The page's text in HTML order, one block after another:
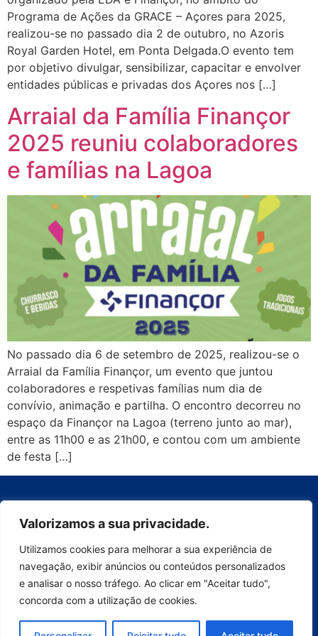
Valorizamos a sua privacidade.
Utilizamos cookies para melhorar a sua experiência de
navegação, exibir anúncios ou conteúdos personalizados
e analisar o nosso tráfego. Ao clicar em "Aceitar tudo",
concorda com a utilização de cookies.
Programa de Ações da GRACE – Açores para 2025,
realizou-se no passado dia 2 de outubro, no Azoris
Royal Garden Hotel, em Ponta Delgada.O evento tem
por objetivo divulgar, sensibilizar, capacitar e envolver
entidades públicas e privadas dos Açores nos […]
Arraial da Família Finançor
2025 reuniu colaboradores
e famílias na Lagoa
No passado dia 6 de setembro de 2025, realizou-se o
Arraial da Família Finançor, um evento que juntou
colaboradores e respetivas famílias num dia de
convívio, animação e partilha. O encontro decorreu no
espaço da Finançor na Lagoa (terreno junto ao mar),
entre as 11h00 e as 21h00, e contou com um ambiente
de festa […]
Contactos
Política de Privacidade
Livro de Reclamações
MY Finançor
Workplace